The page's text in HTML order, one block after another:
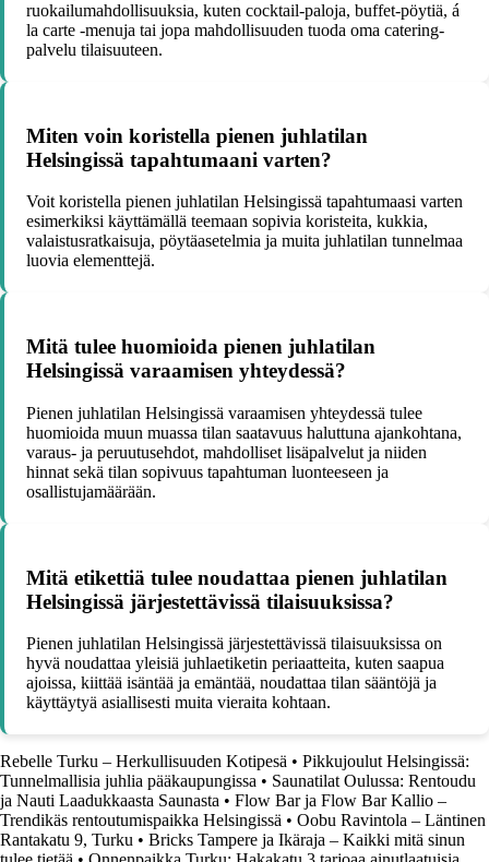
ruokailumahdollisuuksia, kuten cocktail-paloja, buffet-pöytiä, á
la carte -menuja tai jopa mahdollisuuden tuoda oma catering-
palvelu tilaisuuteen.
Miten voin koristella pienen juhlatilan
Helsingissä tapahtumaani varten?
Voit koristella pienen juhlatilan Helsingissä tapahtumaasi varten
esimerkiksi käyttämällä teemaan sopivia koristeita, kukkia,
valaistusratkaisuja, pöytäasetelmia ja muita juhlatilan tunnelmaa
luovia elementtejä.
Mitä tulee huomioida pienen juhlatilan
Helsingissä varaamisen yhteydessä?
Pienen juhlatilan Helsingissä varaamisen yhteydessä tulee
huomioida muun muassa tilan saatavuus haluttuna ajankohtana,
varaus- ja peruutusehdot, mahdolliset lisäpalvelut ja niiden
hinnat sekä tilan sopivuus tapahtuman luonteeseen ja
osallistujamäärään.
Mitä etikettiä tulee noudattaa pienen juhlatilan
Helsingissä järjestettävissä tilaisuuksissa?
Pienen juhlatilan Helsingissä järjestettävissä tilaisuuksissa on
hyvä noudattaa yleisiä juhlaetiketin periaatteita, kuten saapua
ajoissa, kiittää isäntää ja emäntää, noudattaa tilan sääntöjä ja
käyttäytyä asiallisesti muita vieraita kohtaan.
Rebelle Turku – Herkullisuuden Kotipesä • Pikkujoulut Helsingissä:
Tunnelmallisia juhlia pääkaupungissa • Saunatilat Oulussa: Rentoudu
ja Nauti Laadukkaasta Saunasta • Flow Bar ja Flow Bar Kallio –
Trendikäs rentoutumispaikka Helsingissä • Oobu Ravintola – Läntinen
Rantakatu 9, Turku • Bricks Tampere ja Ikäraja – Kaikki mitä sinun